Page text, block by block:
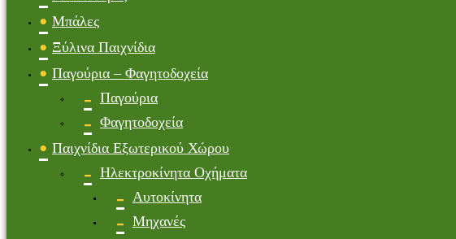
Μπάλες
Ξύλινα Παιχνίδια
Παγούρια – Φαγητοδοχεία
Παγούρια
Φαγητοδοχεία
Παιχνίδια Εξωτερικού Χώρου
Ηλεκτροκίνητα Οχήματα
Αυτοκίνητα
Μηχανές